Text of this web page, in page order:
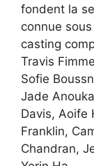
fondent la
connue
casting
Travis
Sofie
Jade
Davis, Aoife
Franklin,
Chandran,